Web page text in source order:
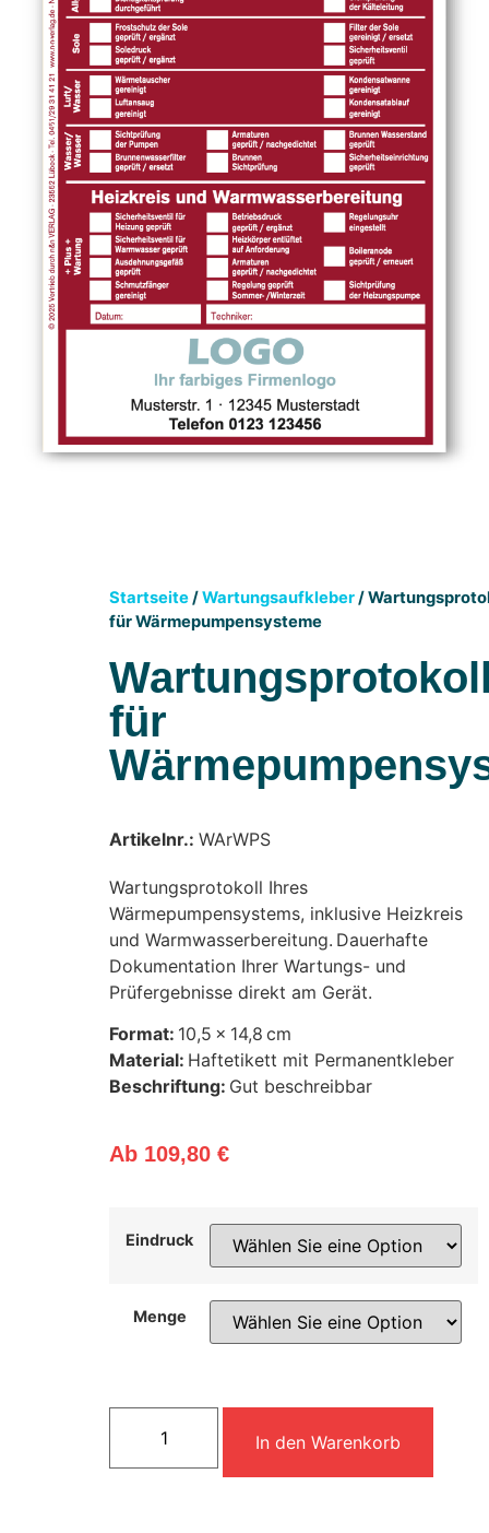
Startseite/Wartungsaufkleber/
für Wärmepumpensysteme
für
Artikelnr.: WArWPS
Wartungsprotokoll Ihres
Wärmepumpensystems, inklusive Heizkreis
und Warmwasserbereitung. Dauerhafte
Dokumentation Ihrer Wartungs- und
Prüfergebnisse direkt am Gerät.
Format: 10,5 × 14,8 cm
Material: Haftetikett mit Permanentkleber
Beschriftung: Gut beschreibbar
Ab 109,80 €
Eindruck
Menge
In den Warenkorb